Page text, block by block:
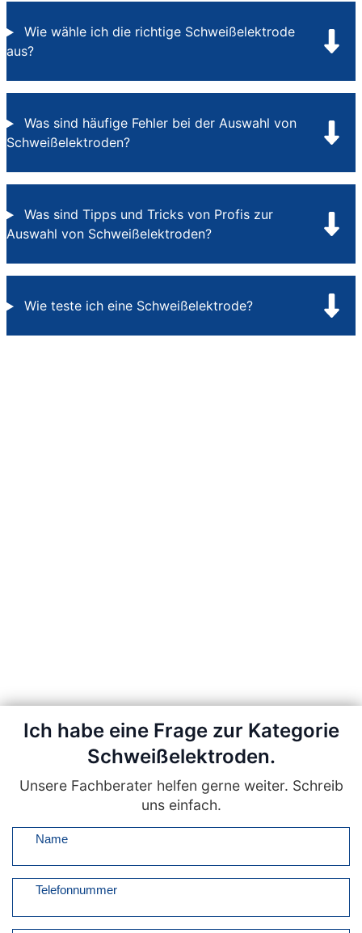
Wie wähle ich die richtige Schweißelektrode
aus?
Was sind häufige Fehler bei der Auswahl von
Schweißelektroden?
Was sind Tipps und Tricks von Profis zur
Auswahl von Schweißelektroden?
Wie teste ich eine Schweißelektrode?
Ich habe eine Frage zur Kategorie
Schweißelektroden.
Unsere Fachberater helfen gerne weiter. Schreib
uns einfach.
Name
Telefonnummer